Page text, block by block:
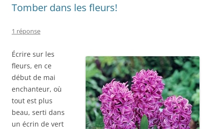
Tomber dans les fleurs!
1 réponse
Écrire sur les
fleurs, en ce
début de mai
enchanteur, où
tout est plus
beau, serti dans
un écrin de vert